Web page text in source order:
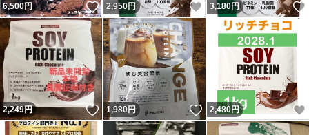
6,500円 いいね！
2,950円 いいね！
3,180円
2,249円 いいね！
1,980円 いいね！
2,480円